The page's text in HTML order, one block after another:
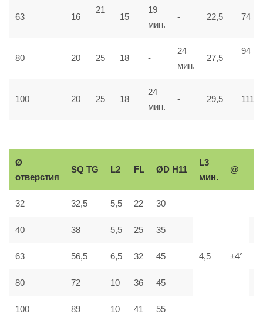
63 16
21
15
19
мин.
- 22,5 74
80 20 25 18 -
24
мин.
27,5
94
100 20 25 18
24
мин.
- 29,5 111
Ø
отверстия
SQ TG L2 FL ØD H11
L3
мин.
@
32 32,5 5,5 22 30
4,5 ±4°
40 38 5,5 25 35
63 56,5 6,5 32 45
80 72 10 36 45
100 89 10 41 55